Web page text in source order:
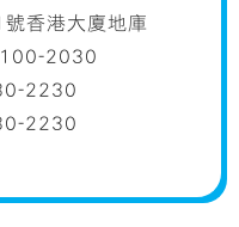
香港大廈地庫
2030
2230
2230